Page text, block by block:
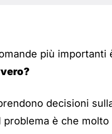
più importanti
decisioni
è che